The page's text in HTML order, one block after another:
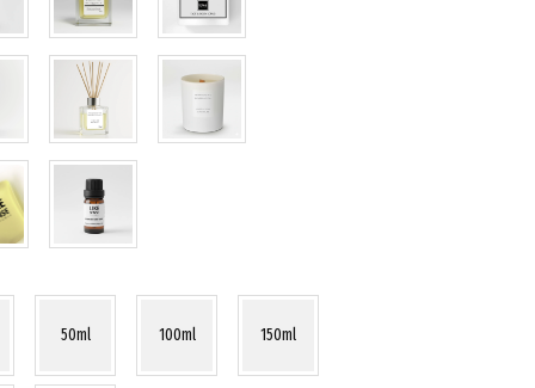
50ml 100ml 150ml